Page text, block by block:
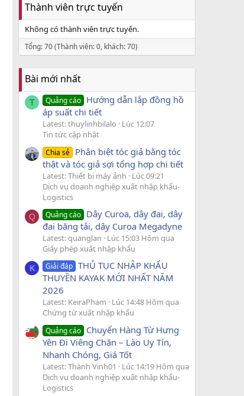
Thành viên trực tuyến
Không có thành viên trực tuyến.
Tổng: 70 (Thành viên: 0, khách: 70)
Bài mới nhất
T Quảng cáo Hướng dẫn lắp đồng hồ
áp suất chi tiết
Latest: thuylinhbilalo
Lúc 12:07
Tin tức cập nhật
Chia sẻ Phân biệt tóc giả bằng tóc
thật và tóc giả sợi tổng hợp chi tiết
Latest: Thiết bị máy ảnh
Lúc 09:21
Dịch vụ doanh nghiệp xuất nhập khẩu-
Logistics
Q Quảng cáo Dây Curoa, dây đai, dây
đai băng tải, dây Curoa Megadyne
Latest: quanglan
Lúc 15:03 Hôm qua
Giấy phép xuất nhập khẩu
K Giải đáp THỦ TỤC NHẬP KHẨU
THUYỀN KAYAK MỚI NHẤT NĂM
2026
Latest: KeiraPham
Lúc 14:48 Hôm qua
Chứng từ xuất nhập khẩu
Quảng cáo Chuyển Hàng Từ Hưng
Yên Đi Viêng Chăn – Lào Uy Tín,
Nhanh Chóng, Giá Tốt
Latest: Thành Vinh01
Lúc 14:19 Hôm qua
Dịch vụ doanh nghiệp xuất nhập khẩu-
Logistics